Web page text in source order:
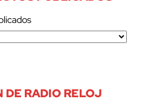
DE RADIO RELOJ